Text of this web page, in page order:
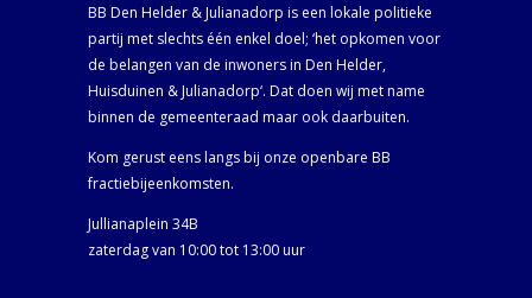
BB Den Helder & Julianadorp is een lokale politieke
partij met slechts één enkel doel; ‘het opkomen voor
de belangen van de inwoners in Den Helder,
Huisduinen & Julianadorp‘. Dat doen wij met name
binnen de gemeenteraad maar ook daarbuiten.
Kom gerust eens langs bij onze openbare BB
fractiebijeenkomsten.
Jullianaplein 34B
zaterdag van 10:00 tot 13:00 uur